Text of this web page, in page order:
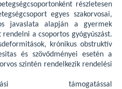
részletesen
egyes szakorvosai,
javaslata alapján a gyermek
rendelni a csoportos gyógyúszást.
krónikus obstruktív
és szövődményei esetén a
szintén rendelkezik rendelési
támogatással